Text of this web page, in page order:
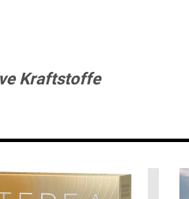
Kraftstoffe